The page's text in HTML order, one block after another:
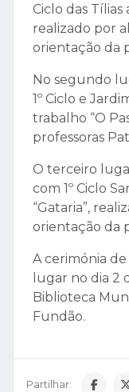
Ciclo das
realizado por
orientação da
No segundo
1º Ciclo e
trabalho “O
professoras
O terceiro
com 1º Ciclo
“Gataria”,
orientação da
A cerimónia
lugar no dia 2
Biblioteca
Fundão.
Partilhar: